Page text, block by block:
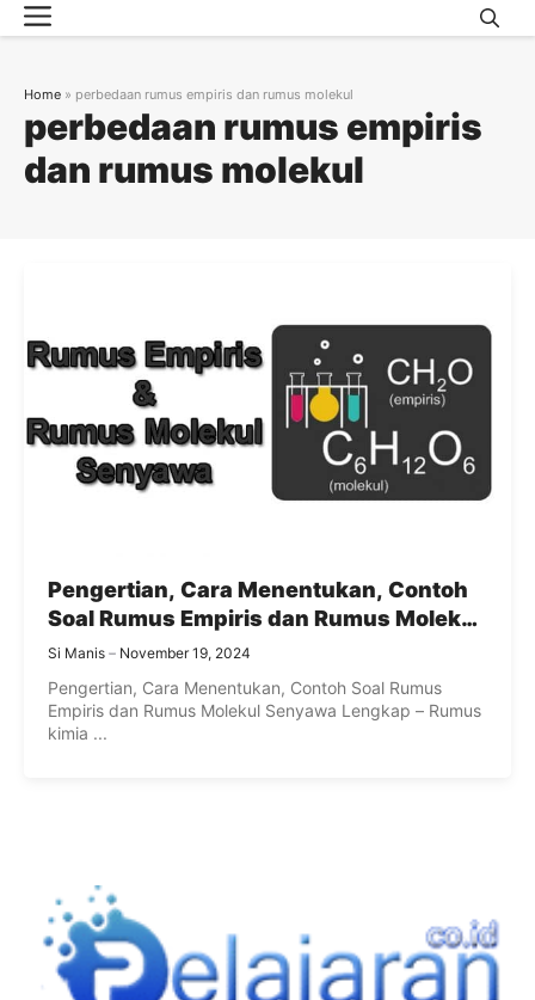
Skip
to
Menu
perbedaan rumus empiris
dan rumus molekul
Home » perbedaan rumus empiris dan rumus molekul
Pengertian, Cara Menentukan, Contoh
Soal Rumus Empiris dan Rumus Molekul
Senyawa Lengkap
Si Manis November 19, 2024
Pengertian, Cara Menentukan, Contoh Soal Rumus
Empiris dan Rumus Molekul Senyawa Lengkap – Rumus
kimia ...